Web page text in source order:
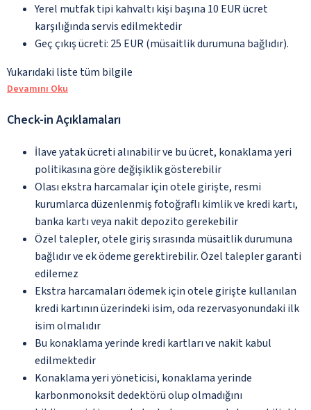
Yerel mutfak tipi kahvaltı kişi başına 10 EUR ücret
karşılığında servis edilmektedir
Geç çıkış ücreti: 25 EUR (müsaitlik durumuna bağlıdır).
Yukarıdaki liste tüm bilgile
Devamını Oku
Check-in Açıklamaları
İlave yatak ücreti alınabilir ve bu ücret, konaklama yeri
politikasına göre değişiklik gösterebilir
Olası ekstra harcamalar için otele girişte, resmi
kurumlarca düzenlenmiş fotoğraflı kimlik ve kredi kartı,
banka kartı veya nakit depozito gerekebilir
Özel talepler, otele giriş sırasında müsaitlik durumuna
bağlıdır ve ek ödeme gerektirebilir. Özel talepler garanti
edilemez
Ekstra harcamaları ödemek için otele girişte kullanılan
kredi kartının üzerindeki isim, oda rezervasyonundaki ilk
isim olmalıdır
Bu konaklama yerinde kredi kartları ve nakit kabul
edilmektedir
Konaklama yeri yöneticisi, konaklama yerinde
karbonmonoksit dedektörü olup olmadığını